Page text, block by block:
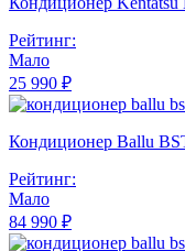
Рейтинг:
Мало
25 990 ₽
Кондиционер Ballu
Рейтинг:
Мало
84 990 ₽